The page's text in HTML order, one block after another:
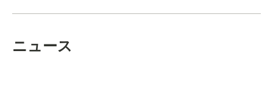
ニュース